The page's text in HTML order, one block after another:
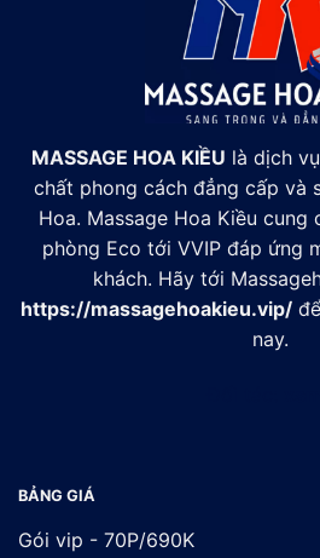
MASSAGE HOA KIỀU là dịch
chất phong cách đẳng cấp và
Hoa. Massage Hoa Kiều cung
phòng Eco tới VVIP đáp ứng
khách. Hãy tới
https://massagehoakieu.vip/
nay.
BẢNG GIÁ
Gói vip - 70P/690K